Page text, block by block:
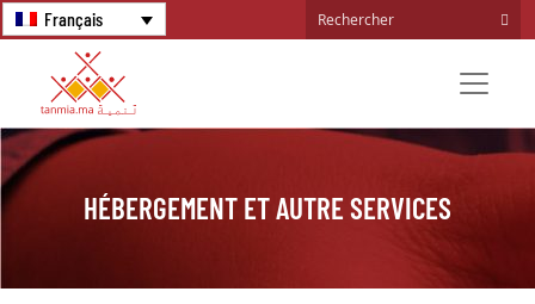
Français
HÉBERGEMENT ET AUTRE SERVICES